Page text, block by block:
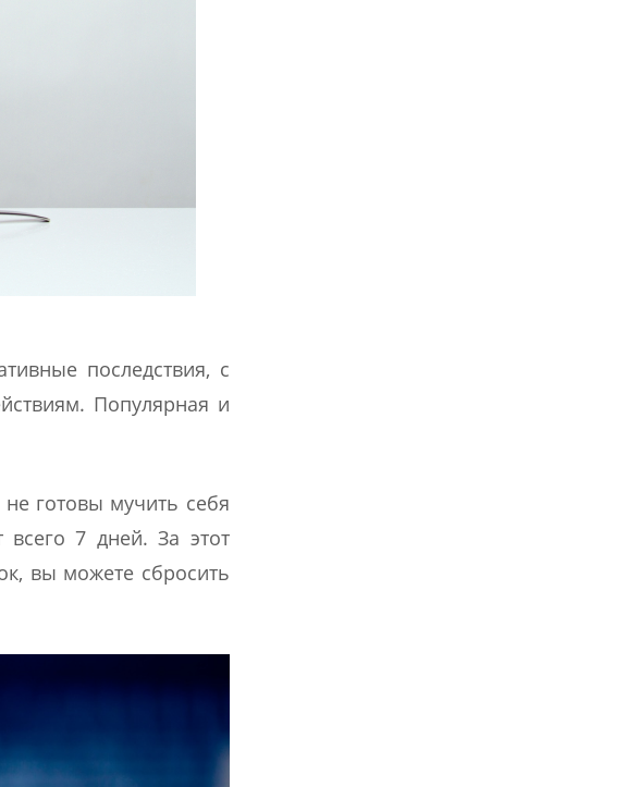
последствия, с
Популярная и
готовы мучить себя
всего 7 дней. За этот
вы можете сбросить